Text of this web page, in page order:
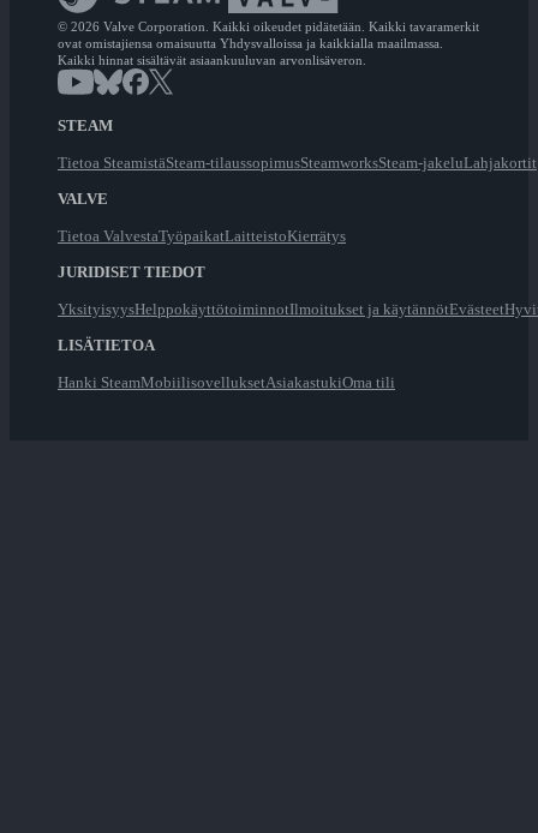
© 2026 Valve Corporation. Kaikki oikeudet pidätetään. Kaikki tavaramerkit
ovat omistajiensa omaisuutta Yhdysvalloissa ja kaikkialla maailmassa.
Kaikki hinnat sisältävät asiaankuuluvan arvonlisäveron.
STEAM
Tietoa SteamistäSteam-tilaussopimusSteamworksSteam-jakeluLahjakortit
VALVE
Tietoa ValvestaTyöpaikatLaitteistoKierrätys
JURIDISET TIEDOT
YksityisyysHelppokäyttötoiminnotIlmoitukset ja käytännötEvästeet
LISÄTIETOA
Hanki SteamMobiilisovelluksetAsiakastukiOma tili